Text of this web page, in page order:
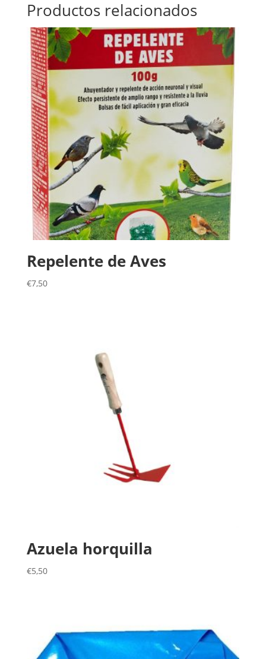
Productos relacionados
Repelente de Aves
€7,50
Azuela horquilla
€5,50